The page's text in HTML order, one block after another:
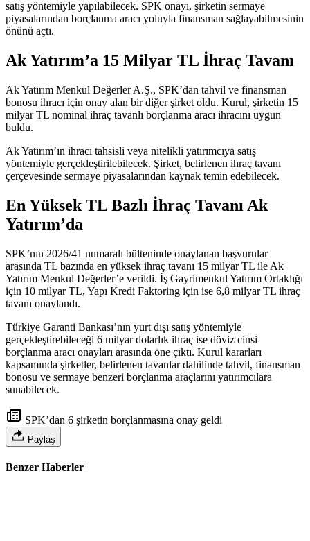
satış yöntemiyle yapılabilecek. SPK onayı, şirketin sermaye
piyasalarından borçlanma aracı yoluyla finansman sağlayabilmesinin
önünü açtı.
Ak Yatırım’a 15 Milyar TL İhraç Tavanı
Ak Yatırım Menkul Değerler A.Ş., SPK’dan tahvil ve finansman
bonosu ihracı için onay alan bir diğer şirket oldu. Kurul, şirketin 15
milyar TL nominal ihraç tavanlı borçlanma aracı ihracını uygun
buldu.
Ak Yatırım’ın ihracı tahsisli veya nitelikli yatırımcıya satış
yöntemiyle gerçekleştirilebilecek. Şirket, belirlenen ihraç tavanı
çerçevesinde sermaye piyasalarından kaynak temin edebilecek.
En Yüksek TL Bazlı İhraç Tavanı Ak
Yatırım’da
SPK’nın 2026/41 numaralı bülteninde onaylanan başvurular
arasında TL bazında en yüksek ihraç tavanı 15 milyar TL ile Ak
Yatırım Menkul Değerler’e verildi. İş Gayrimenkul Yatırım Ortaklığı
için 10 milyar TL, Yapı Kredi Faktoring için ise 6,8 milyar TL ihraç
tavanı onaylandı.
Türkiye Garanti Bankası’nın yurt dışı satış yöntemiyle
gerçekleştirebileceği 6 milyar dolarlık ihraç ise döviz cinsi
borçlanma aracı onayları arasında öne çıktı. Kurul kararları
kapsamında şirketler, belirlenen tavanlar dahilinde tahvil, finansman
bonosu ve sermaye benzeri borçlanma araçlarını yatırımcılara
sunabilecek.
SPK’dan 6 şirketin borçlanmasına onay geldi
Paylaş
Benzer Haberler